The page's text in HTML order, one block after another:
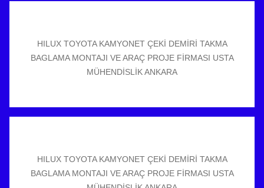
HILUX TOYOTA KAMYONET ÇEKİ DEMİRİ TAKMA
BAGLAMA MONTAJI VE ARAÇ PROJE FİRMASI USTA
MÜHENDİSLİK ANKARA
HILUX TOYOTA KAMYONET ÇEKİ DEMİRİ TAKMA
BAGLAMA MONTAJI VE ARAÇ PROJE FİRMASI USTA